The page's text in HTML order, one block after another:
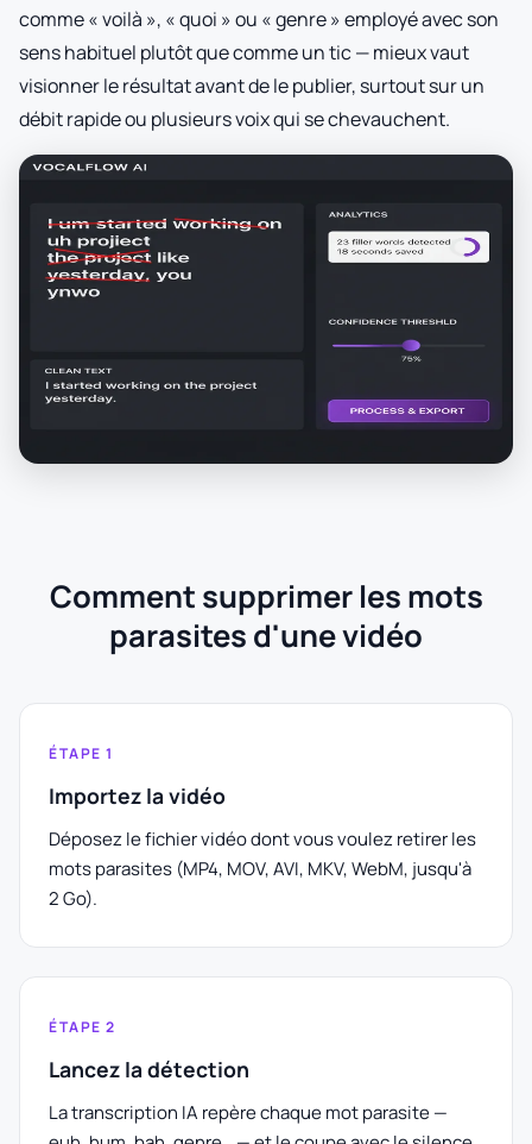
comme « voilà », « quoi » ou « genre » employé avec son
sens habituel plutôt que comme un tic — mieux vaut
visionner le résultat avant de le publier, surtout sur un
débit rapide ou plusieurs voix qui se chevauchent.
Comment supprimer les mots
parasites d'une vidéo
ÉTAPE 1
Importez la vidéo
Déposez le fichier vidéo dont vous voulez retirer les
mots parasites (MP4, MOV, AVI, MKV, WebM, jusqu'à
2 Go).
ÉTAPE 2
Lancez la détection
La transcription IA repère chaque mot parasite —